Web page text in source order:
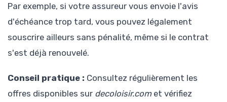
Par exemple, si votre assureur vous envoie l'avis
d'échéance trop tard, vous pouvez légalement
souscrire ailleurs sans pénalité, même si le contrat
s'est déjà renouvelé.
Conseil pratique : Consultez régulièrement les
offres disponibles sur decoloisir.comet vérifiez